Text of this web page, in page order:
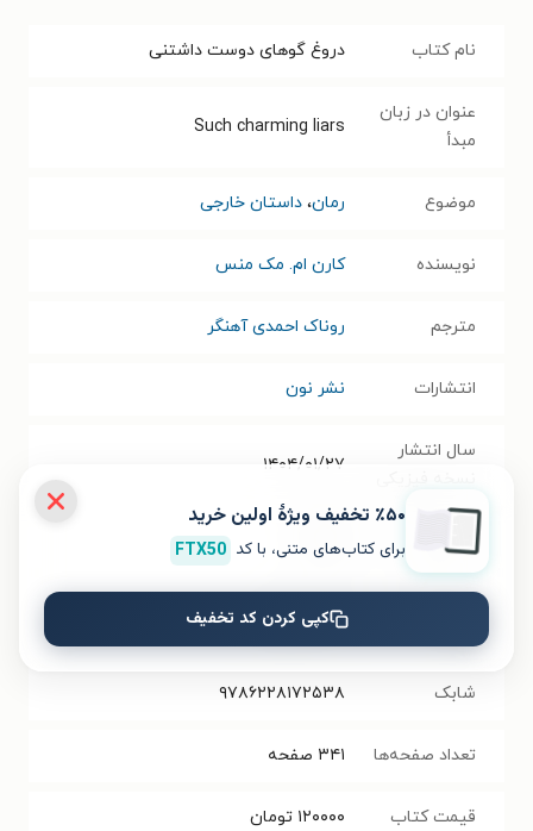
نام کتاب دروغ گوهای دوست داشتنی
عنوان در زبان
مبدأ
Such charming liars
موضوع رمان، داستان خارجی
نویسنده کارن ام. مک منس
مترجم روناک احمدی آهنگر
انتشارات نشر نون
سال انتشار
۱۴۰۴/۰۱/۲۷
فرمت کتاب EPUB
۴.۵۹ مگابایت
شابک ۹۷۸۶۲۲۸۱۷۲۵۳۸
تعداد صفحه‌ها ۳۴۱ صفحه
قیمت کتاب ۱۲۰۰۰۰ تومان
٪۵۰ تخفیف ویژۀ اولین خرید
برای کتاب‌های متنی، با کد FTX50
کپی کردن کد تخفیف